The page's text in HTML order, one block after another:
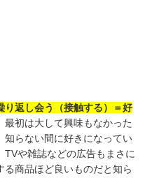
り返し会う（接触する）＝好
最初は大して興味もなかった
知らない間に好きになってい
や雑誌などの広告もまさに
る商品ほど良いものだと知ら